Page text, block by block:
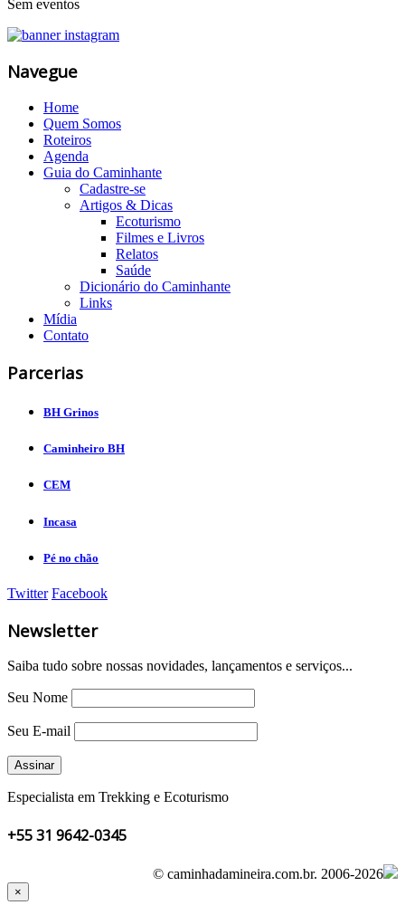
Sem eventos
Navegue
Home
Quem Somos
Roteiros
Agenda
Guia do Caminhante
Cadastre-se
Artigos & Dicas
Ecoturismo
Filmes e Livros
Relatos
Saúde
Dicionário do Caminhante
Links
Mídia
Contato
Parcerias
BH Grinos
Caminheiro BH
CEM
Incasa
Pé no chão
Twitter Facebook
Newsletter
Saiba tudo sobre nossas novidades, lançamentos e serviços...
Seu Nome
Seu E-mail
Especialista em Trekking e Ecoturismo
+55 31 9642-0345
© caminhadamineira.com.br. 2006-2026
×